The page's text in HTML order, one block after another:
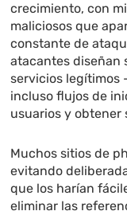
crecimiento, con
maliciosos que
constante de
atacantes diseñan
servicios legítimos
incluso flujos de
usuarios y obtener
Muchos sitios de
evitando
que los harían
eliminar las